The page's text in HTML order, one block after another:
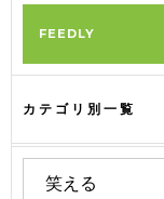
FEEDLY
カテゴリ別一覧
笑える